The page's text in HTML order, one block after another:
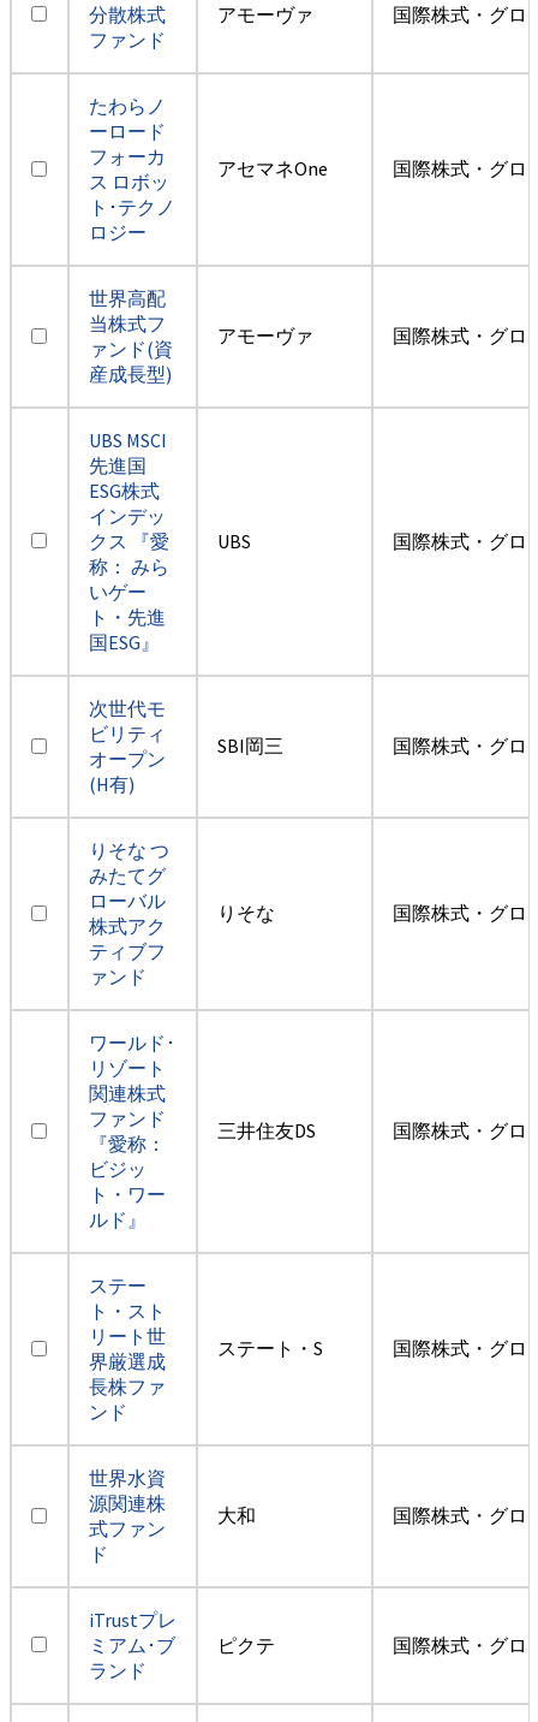
分散株式
ファンド
アモーヴァ 国際株式・グロ
たわらノ
ーロード
フォーカ
ス ロボッ
ト･テクノ
ロジー
アセマネOne 国際株式・グロ
世界高配
当株式フ
ァンド(資
産成長型)
アモーヴァ 国際株式・グロ
UBS MSCI
先進国
ESG株式
インデッ
クス 『愛
称： みら
いゲー
ト・先進
国ESG』
UBS 国際株式・グロ
次世代モ
ビリティ
オープン
(H有)
SBI岡三 国際株式・グロ
りそな つ
みたてグ
ローバル
株式アク
ティブフ
ァンド
りそな 国際株式・グロ
ワールド･
リゾート
関連株式
ファンド
『愛称：
ビジッ
ト・ワー
ルド』
三井住友DS 国際株式・グロ
ステー
ト・スト
リート世
界厳選成
長株ファ
ンド
ステート・S 国際株式・グロ
世界水資
源関連株
式ファン
ド
大和 国際株式・グロ
iTrustプレ
ミアム･ブ
ランド
ピクテ 国際株式・グロ